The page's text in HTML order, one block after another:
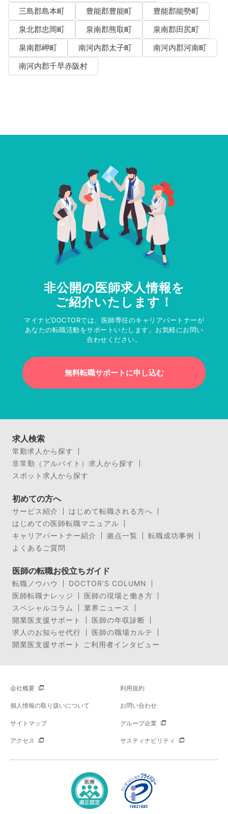
三島郡島本町
豊能郡豊能町
豊能郡能勢町
泉北郡忠岡町
泉南郡熊取町
泉南郡田尻町
泉南郡岬町
南河内郡太子町
南河内郡河南町
南河内郡千早赤阪村
非公開の医師求人情報を
ご紹介いたします！
マイナビDOCTORでは、医師専任のキャリアパートナーが
あなたの転職活動をサポートいたします。お気軽にお問い
合わせください。
無料転職サポートに申し込む
求人検索
常勤求人から探す
非常勤（アルバイト）求人から探す
スポット求人から探す
初めての方へ
サービス紹介
はじめて転職される方へ
はじめての医師転職マニュアル
キャリアパートナー紹介
拠点一覧
転職成功事例
よくあるご質問
医師の転職お役立ちガイド
転職ノウハウ
DOCTOR’S COLUMN
医師転職ナレッジ
医師の現場と働き方
スペシャルコラム
業界ニュース
開業医支援サポート
医師の年収診断
求人のお知らせ代行
医師の職場カルテ
開業医支援サポート ご利用者インタビュー
会社概要 利用規約
個人情報の取り扱いについて お問い合わせ
サイトマップ グループ企業
アクセス サスティナビリティ